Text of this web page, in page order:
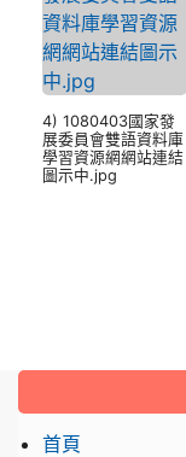
4) 1080403國家發
展委員會雙語資料庫
學習資源網網站連結
圖示中.jpg
首頁